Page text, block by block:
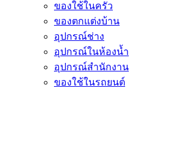
ของใช้ในครัว
ของตกแต่งบ้าน
อุปกรณ์ช่าง
อุปกรณ์ในห้องน้ำ
อุปกรณ์สำนักงาน
ของใช้ในรถยนต์